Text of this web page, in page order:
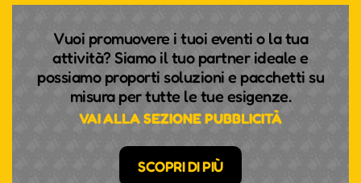
Vuoi promuovere i tuoi eventi o la tua
attività? Siamo il tuo partner ideale e
possiamo proporti soluzioni e pacchetti su
misura per tutte le tue esigenze.
VAI ALLA SEZIONE PUBBLICITÀ
SCOPRI DI PIÙ